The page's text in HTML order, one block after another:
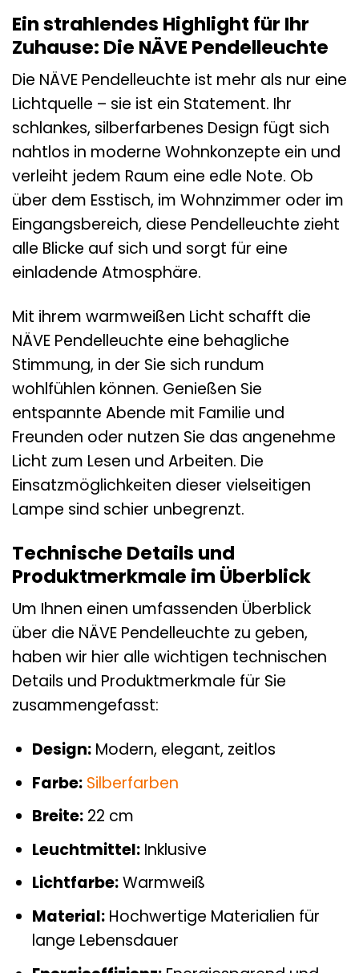
Ein strahlendes Highlight für Ihr
Zuhause: Die NÄVE Pendelleuchte
Die NÄVE Pendelleuchte ist mehr als nur eine
Lichtquelle – sie ist ein Statement. Ihr
schlankes, silberfarbenes Design fügt sich
nahtlos in moderne Wohnkonzepte ein und
verleiht jedem Raum eine edle Note. Ob
über dem Esstisch, im Wohnzimmer oder im
Eingangsbereich, diese Pendelleuchte zieht
alle Blicke auf sich und sorgt für eine
einladende Atmosphäre.
Mit ihrem warmweißen Licht schafft die
NÄVE Pendelleuchte eine behagliche
Stimmung, in der Sie sich rundum
wohlfühlen können. Genießen Sie
entspannte Abende mit Familie und
Freunden oder nutzen Sie das angenehme
Licht zum Lesen und Arbeiten. Die
Einsatzmöglichkeiten dieser vielseitigen
Lampe sind schier unbegrenzt.
Technische Details und
Produktmerkmale im Überblick
Um Ihnen einen umfassenden Überblick
über die NÄVE Pendelleuchte zu geben,
haben wir hier alle wichtigen technischen
Details und Produktmerkmale für Sie
zusammengefasst:
Design:Modern, elegant, zeitlos
Farbe: Silberfarben
Breite:22 cm
Leuchtmittel:Inklusive
Lichtfarbe:Warmweiß
Material:Hochwertige Materialien für
lange Lebensdauer